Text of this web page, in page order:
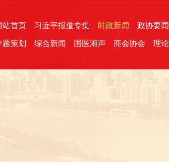
站首页 习近平报道专集 时政新闻 政协要闻
题策划 综合新闻 国医湘声 商会协会 理